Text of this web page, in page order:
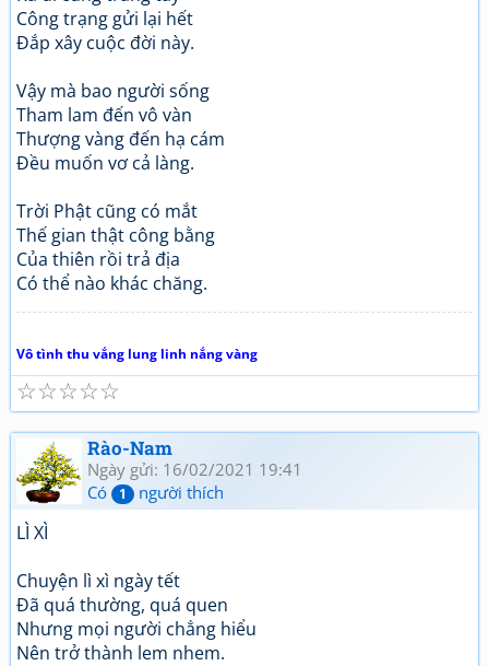
Công trạng gửi lại hết
Đắp xây cuộc đời này.
Vậy mà bao người sống
Tham lam đến vô vàn
Thượng vàng đến hạ cám
Đều muốn vơ cả làng.
Trời Phật cũng có mắt
Thế gian thật công bằng
Của thiên rồi trả địa
Có thể nào khác chăng.
Vô tình thu vắng lung linh nắng vàng
☆
☆
☆
☆
☆
Rào-Nam
Ngày gửi: 16/02/2021 19:41
Có
1 người thích
LÌ XÌ
Chuyện lì xì ngày tết
Đã quá thường, quá quen
Nhưng mọi người chẳng hiểu
Nên trở thành lem nhem.